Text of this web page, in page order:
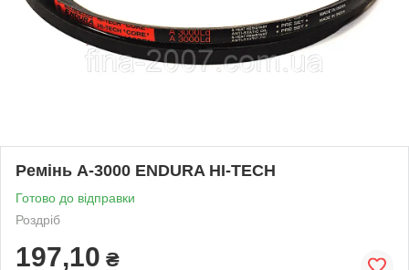
Ремінь А-3000 ENDURA HI-TECH
Готово до відправки
Роздріб
197,10 ₴